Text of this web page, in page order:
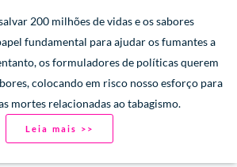
200 milhões de vidas e os sabores
fundamental para ajudar os fumantes a
os formuladores de políticas querem
colocando em risco nosso esforço para
mortes relacionadas ao tabagismo.
Leia mais >>